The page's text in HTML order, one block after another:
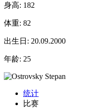
身高: 182
体重: 82
出生日: 20.09.2000
年龄: 25
统计
比赛